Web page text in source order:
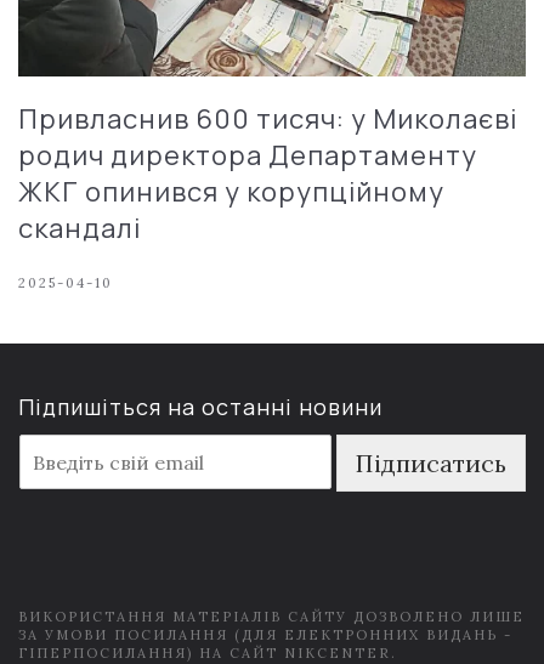
Привласнив 600 тисяч: у Миколаєві
родич директора Департаменту
ЖКГ опинився у корупційному
скандалі
2025-04-10
Підпишіться на останні новини
m
a
Підписатись
ВИКОРИСТАННЯ МАТЕРІАЛІВ САЙТУ ДОЗВОЛЕНО ЛИШЕ
ЗА УМОВИ ПОСИЛАННЯ (ДЛЯ ЕЛЕКТРОННИХ ВИДАНЬ -
ГІПЕРПОСИЛАННЯ) НА САЙТ NIKCENTER.